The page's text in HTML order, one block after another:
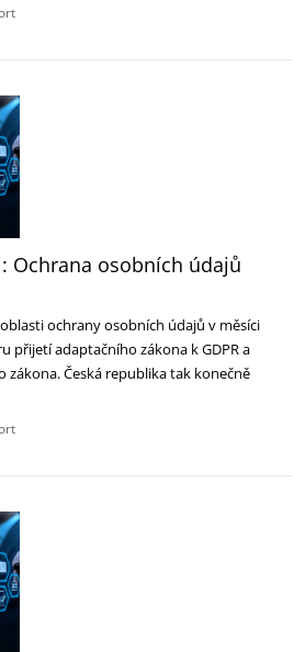
Ochrana osobních údajů
ochrany osobních údajů v měsíci
přijetí adaptačního zákona k GDPR a
Česká republika tak konečně